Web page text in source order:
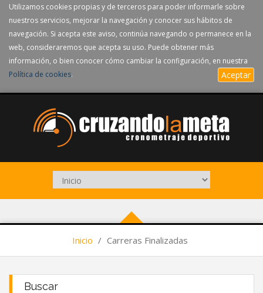
Utilizamos cookies propias y de terceros para poder informarle sobre
nuestros servicios, mejorar la navegación y conocer sus hábitos de
navegación. Si acepta este aviso, continúa navegando o permanece en la
web, consideraremos que acepta su uso. Puede obtener más
información, o bien conocer cómo cambiar la configuración, en nuestra
Política de cookies. Aceptar
Inicio / Carreras Finalizadas
Buscar